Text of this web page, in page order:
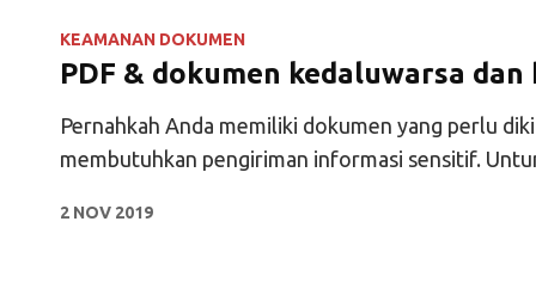
KEAMANAN DOKUMEN
PDF & dokumen kedaluwarsa
Pernahkah Anda memiliki dokumen yang perlu
membutuhkan
2 NOV 2019